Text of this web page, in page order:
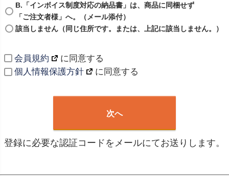
B.「インボイス制度対応の納品書」は、商品に同梱せず
「ご注文者様」へ。（メール添付）
該当しません（同じ住所です。または、上記に該当しません。）
会員規約
に同意する
個人情報保護方針
に同意する
次へ
登録に必要な認証コードをメールにてお送りします。